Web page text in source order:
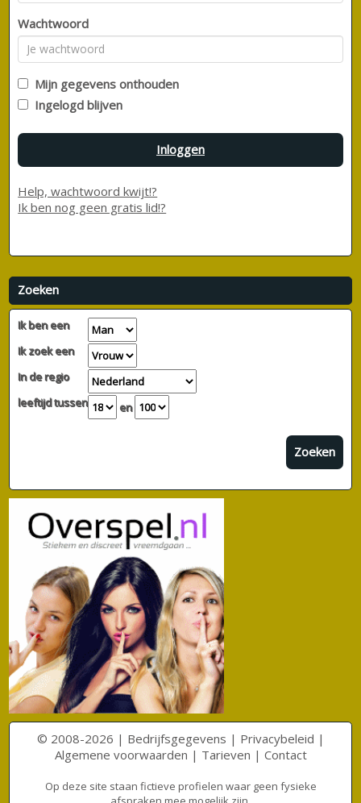
Wachtwoord
Mijn gegevens onthouden
Ingelogd blijven
Inloggen
Help, wachtwoord kwijt!?
Ik ben nog geen gratis lid!?
Zoeken
Ik ben een
Ik zoek een
In de regio
leeftijd tussen
en
Zoeken
© 2008-2026 | Bedrijfsgegevens | Privacybeleid |
Algemene voorwaarden | Tarieven | Contact
Op deze site staan fictieve profielen waar geen fysieke